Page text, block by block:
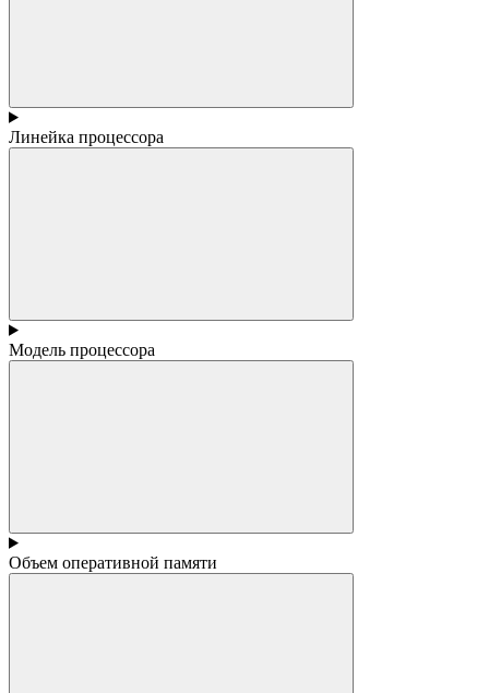
Линейка процессора
Модель процессора
Объем оперативной памяти